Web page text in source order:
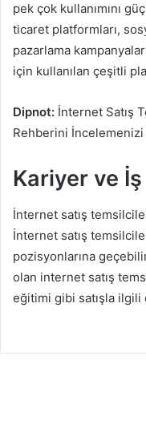
pek çok kullanımını
ticaret platformları,
pazarlama
için kullanılan çeşitli
Dipnot: İnternet Satış
Rehberini
Kariyer ve İş
İnternet satış
İnternet satış
pozisyonlarına
olan internet satış
eğitimi gibi satışla